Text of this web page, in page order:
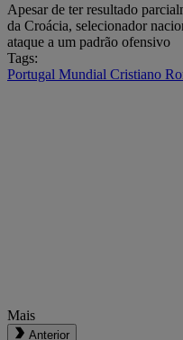
Apesar de ter resultado
da Croácia, selecionador
ataque a um padrão ofensivo
Tags:
Portugal Mundial Cristiano
Mais
Anterior